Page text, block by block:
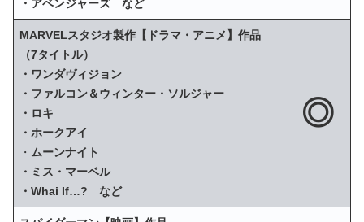
・アベンジャーズ など
MARVELスタジオ製作【ドラマ・アニメ】作品
（7タイトル）
・ワンダヴィジョン
・ファルコン＆ウィンター・ソルジャー
・ロキ
・ホークアイ
・ ムーンナイト
・ミス・マーベル
・Whai If…? など
◎